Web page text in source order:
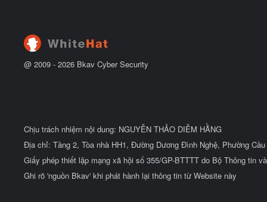
@ 2009 - 2026 Bkav Cyber Security
Chịu trách nhiệm nội dung: NGUYỄN THẢO DIỄM HẰNG
Địa chỉ: Tầng 2, Tòa nhà HH1, Đường Dương Đình Nghệ, Phường
Giấy phép thiết lập mạng xã hội số 355/GP-BTTTT do Bộ Thông tin
Ghi rõ 'nguồn Bkav' khi phát hành lại thông tin từ Website này